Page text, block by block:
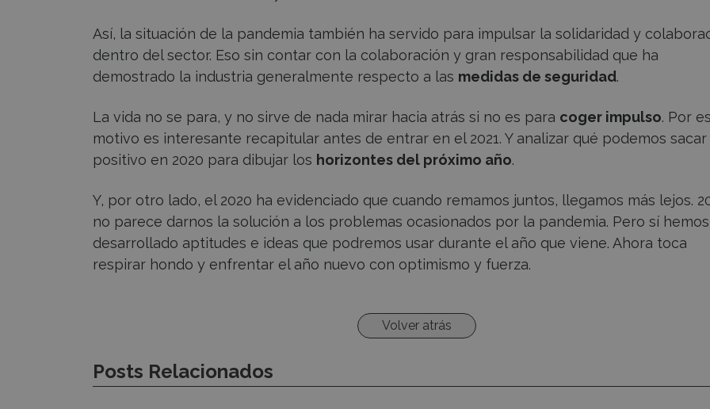
Así, la situación de la pandemia también ha servido para impulsar la solidaridad y
dentro del sector. Eso sin contar con la colaboración y gran responsabilidad que ha
demostrado la industria generalmente respecto a las medidas de seguridad.
La vida no se para, y no sirve de nada mirar hacia atrás si no es para coger impulso. Por
motivo es interesante recapitular antes de entrar en el 2021. Y analizar qué podemos sacar
positivo en 2020 para dibujar los horizontes del próximo año.
Y, por otro lado, el 2020 ha evidenciado que cuando remamos juntos, llegamos más lejos.
no parece darnos la solución a los problemas ocasionados por la pandemia. Pero sí hemos
desarrollado aptitudes e ideas que podremos usar durante el año que viene. Ahora toca
respirar hondo y enfrentar el año nuevo con optimismo y fuerza.
Volver atrás
Posts Relacionados